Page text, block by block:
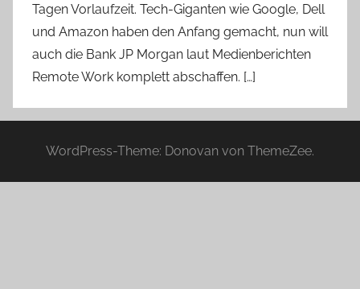
Tagen Vorlaufzeit. Tech-Giganten wie Google, Dell
und Amazon haben den Anfang gemacht, nun will
auch die Bank JP Morgan laut Medienberichten
Remote Work komplett abschaffen. […]
WordPress-Theme: Donovan von ThemeZee.